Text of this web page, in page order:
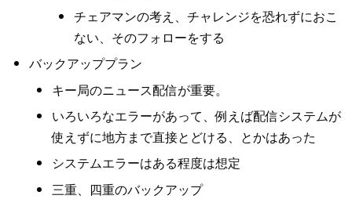
チェアマンの考え、チャレンジを恐れずにおこ
ない、そのフォローをする
バックアッププラン
キー局のニュース配信が重要。
いろいろなエラーがあって、例えば配信システムが
使えずに地方まで直接とどける、とかはあった
システムエラーはある程度は想定
三重、四重のバックアップ